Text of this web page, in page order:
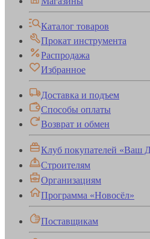
Каталог товаров
Прокат инструмента
Распродажа
Избранное
Доставка и подъем
Способы оплаты
Возврат и обмен
Клуб покупателей «Ваш
Строителям
Организациям
Программа «Новосёл»
Поставщикам